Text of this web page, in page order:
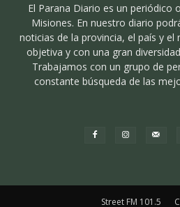
El Parana Diario es un periódico
Misiones. En nuestro diario
noticias de la provincia, el país y el
objetiva y con una gran
Trabajamos con un grupo de
constante búsqueda de las
Street FM 101.5